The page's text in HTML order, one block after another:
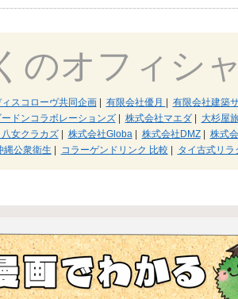
のオフィシ
スコローヴ共同企画| 有限会社優月 | 有限会社建築
ドンコラボレーションズ| 株式会社マエダ| 大杉屋
女クラカズ| 株式会社Globa | 株式会社DMZ| 株式
縄公衆衛生 | コラーゲンドリンク 比較 | タイ古式リ